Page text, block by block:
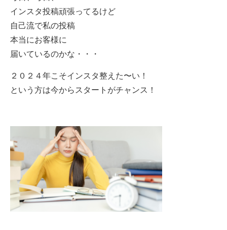
インスタ投稿頑張ってるけど
自己流で私の投稿
本当にお客様に
届いているのかな・・・
２０２４年こそインスタ整えた〜い！
という方は今からスタートがチャンス！